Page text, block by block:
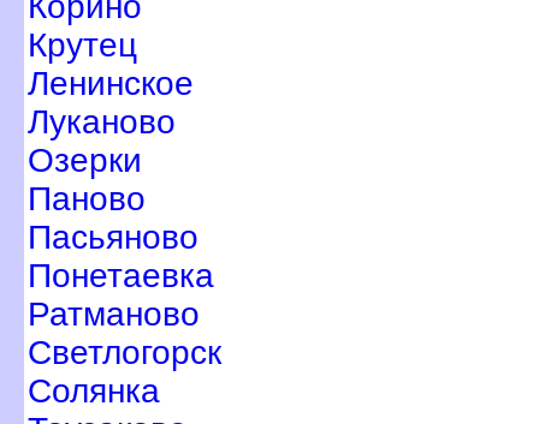
Крутец
Ленинское
Луканово
Озерки
Паново
Пасьяново
Понетаевка
Ратманово
Светлогорск
Солянка